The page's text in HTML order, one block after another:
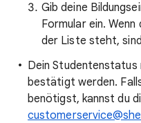
Gib deine
Formular ein.
der Liste steht,
Dein Studentenstatus
bestätigt werden.
benötigst, kannst du